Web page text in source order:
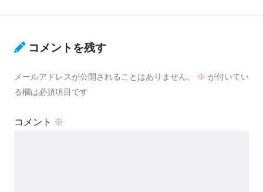
コメントを残す
メールアドレスが公開されることはありません。 ※ が付いてい
る欄は必須項目です
コメント ※